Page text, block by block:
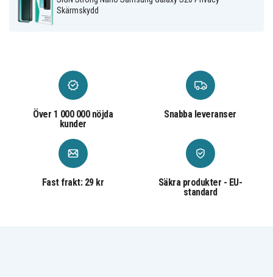
Skärmskyddet har ingen påverkan på vare sig touch
eller skärmupplösning.
Kompatibel med: Samsung Galaxy S20
Material: Plastfilm
Förpackning innehåller: Skärmskydd &
monteringsverktyg
Märke: SiGN
Appliceringsinstruktioner:
Skärmskydd
Över 1 000 000 nöjda
kunder
Snabba leveranser
Fast frakt: 29 kr
Säkra produkter - EU-
standard